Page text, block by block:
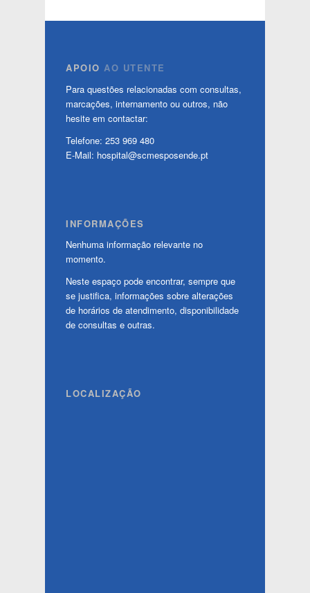
APOIO AO UTENTE
Para questões relacionadas com consultas,
marcações, internamento ou outros, não
hesite em contactar:
Telefone: 253 969 480
E-Mail: hospital@scmesposende.pt
INFORMAÇÕES
Nenhuma informação relevante no
momento.
Neste espaço pode encontrar, sempre que
se justifica, informações sobre alterações
de horários de atendimento, disponibilidade
de consultas e outras.
LOCALIZAÇÃO